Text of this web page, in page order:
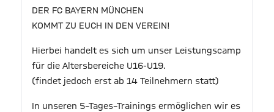
DER FC BAYERN MÜNCHEN
KOMMT ZU EUCH IN DEN VEREIN!
Hierbei handelt es sich um unser Leistungscamp
für die Altersbereiche U16-U19.
(findet jedoch erst ab 14 Teilnehmern statt)
In unseren 5–Tages–Trainings ermöglichen wir es